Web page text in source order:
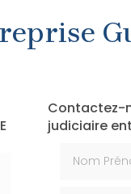
Contactez-
judiciaire